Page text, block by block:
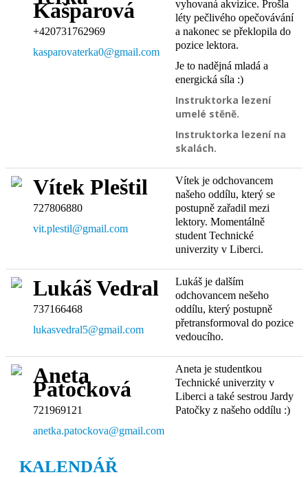
Kašparová
+420731762969
kasparovaterka0@gmail.com
vyhovaná akvizice. Prošla
léty pečlivého opečovávání
a nakonec se překlopila do
pozice lektora.
Je to nadějná mladá a
energická síla :)
Instruktorka lezení
umelé stěně.
Instruktorka lezení na
skalách.
Vítek Pleštil
727806880
vit.plestil@gmail.com
Vítek je odchovancem
našeho oddílu, který se
postupně zařadil mezi
lektory. Momentálně
student Technické
univerzity v Liberci.
Lukáš Vedral
737166468
lukasvedral5@gmail.com
Lukáš je dalším
odchovancem nešeho
oddílu, který postupně
přetransformoval do pozice
vedoucího.
Aneta
Patočková
721969121
anetka.patockova@gmail.com
Aneta je studentkou
Technické univerzity v
Liberci a také sestrou Jardy
Patočky z našeho oddílu :)
KALENDÁŘ